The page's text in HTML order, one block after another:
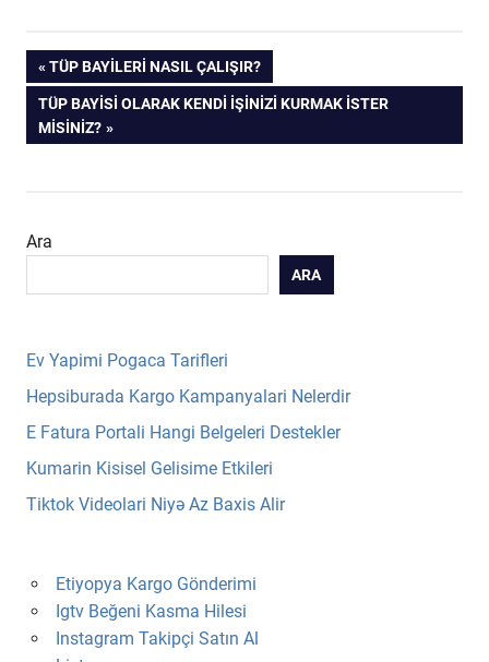
Yazı
gezinmesi
PREVIOUS
POST:
TÜP BAYILERI NASIL ÇALIŞIR?
NEXT
POST:
TÜP BAYISI OLARAK KENDI İŞINIZI KURMAK İSTER
MISINIZ?
Ara
ARA
Ev Yapimi Pogaca Tarifleri
Hepsiburada Kargo Kampanyalari Nelerdir
E Fatura Portali Hangi Belgeleri Destekler
Kumarin Kisisel Gelisime Etkileri
Tiktok Videolari Niyə Az Baxis Alir
Etiyopya Kargo Gönderimi
Igtv Beğeni Kasma Hilesi
Instagram Takipçi Satın Al